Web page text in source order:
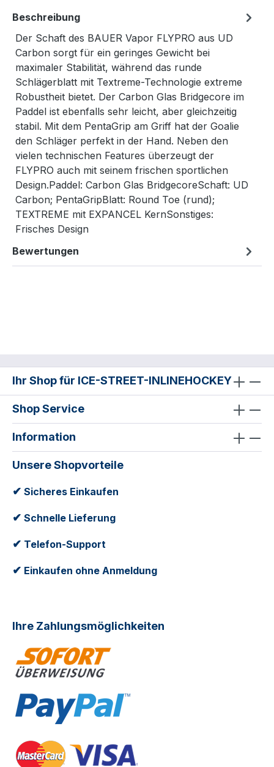
Beschreibung
Der Schaft des BAUER Vapor FLYPRO aus UD
Carbon sorgt für ein geringes Gewicht bei
maximaler Stabilität, während das runde
Schlägerblatt mit Textreme-Technologie extreme
Robustheit bietet. Der Carbon Glas Bridgecore im
Paddel ist ebenfalls sehr leicht, aber gleichzeitig
stabil. Mit dem PentaGrip am Griff hat der Goalie
den Schläger perfekt in der Hand. Neben den
vielen technischen Features überzeugt der
FLYPRO auch mit seinem frischen sportlichen
Design.Paddel: Carbon Glas BridgecoreSchaft: UD
Carbon; PentaGripBlatt: Round Toe (rund);
TEXTREME mit EXPANCEL KernSonstiges:
Frisches Design
Bewertungen
Ihr Shop für ICE-STREET-INLINEHOCKEY
Shop Service
Information
Unsere Shopvorteile
✔ Sicheres Einkaufen
✔ Schnelle Lieferung
✔ Telefon-Support
✔ Einkaufen ohne Anmeldung
Ihre Zahlungsmöglichkeiten